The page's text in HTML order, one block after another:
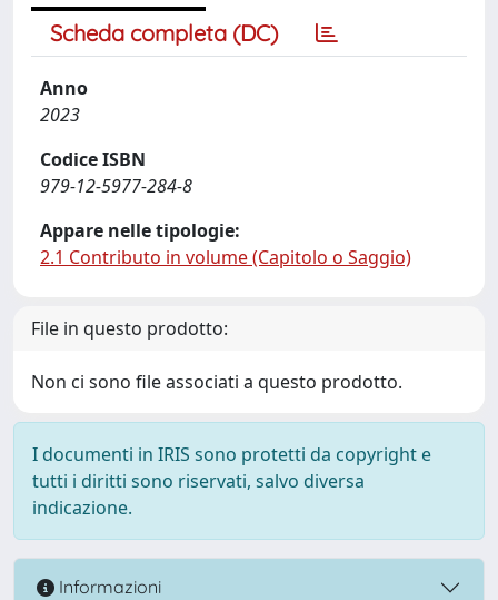
Scheda completa (DC)
Anno
2023
Codice ISBN
979-12-5977-284-8
Appare nelle tipologie:
2.1 Contributo in volume (Capitolo o Saggio)
File in questo prodotto:
Non ci sono file associati a questo prodotto.
I documenti in IRIS sono protetti da copyright e
tutti i diritti sono riservati, salvo diversa
indicazione.
Informazioni